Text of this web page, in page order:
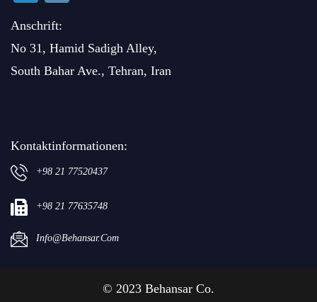
Anschrift:
No 31, Hamid Sadigh Alley,
South Bahar Ave., Tehran, Iran
Kontaktinformationen:
+98 21 77520437
+98 21 77635748
Info@behansar.com
© 2023 Behansar Co.